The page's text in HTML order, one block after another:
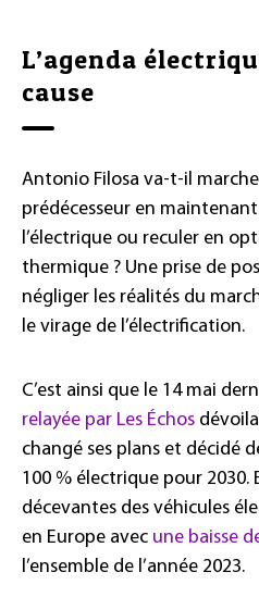
L’agenda
cause
Antonio Filosa va-t-il
prédécesseur en
l’électrique ou reculer en
thermique ? Une prise de
négliger les réalités du
le virage de l’électrification.
C’est ainsi que le 14 mai
relayée par Les Échos
changé ses plans et décidé
100 % électrique pour 2030.
décevantes des véhicules
en Europe avec une baisse
l’ensemble de l’année 2023.